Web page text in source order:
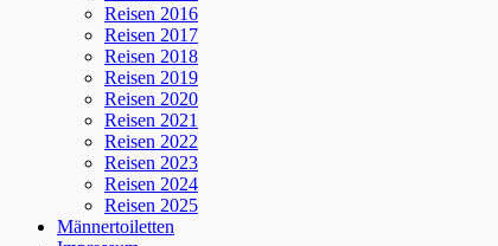
Reisen 2016
Reisen 2017
Reisen 2018
Reisen 2019
Reisen 2020
Reisen 2021
Reisen 2022
Reisen 2023
Reisen 2024
Reisen 2025
Männertoiletten